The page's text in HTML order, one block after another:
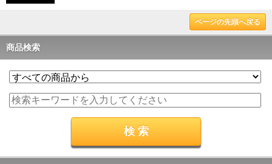
ページの先頭へ戻る
商品検索